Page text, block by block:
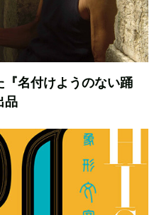
『名付けようのない踊
品